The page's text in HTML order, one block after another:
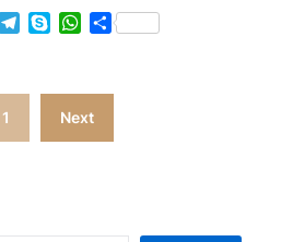
TwitterTelegram
SkypeWhatsApp
Share
1 Next